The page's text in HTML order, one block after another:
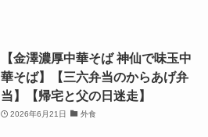
【金澤濃厚中華そば 神仙で味玉中
華そば】【三六弁当のからあげ弁
当】【帰宅と父の日迷走】
2026年6月21日 外食